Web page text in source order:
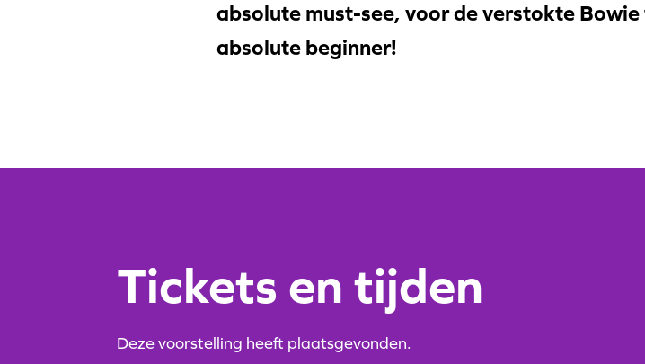
absolute must-see, voor de verstokte
absolute beginner!
Tickets en tijden
Deze voorstelling heeft plaatsgevonden.